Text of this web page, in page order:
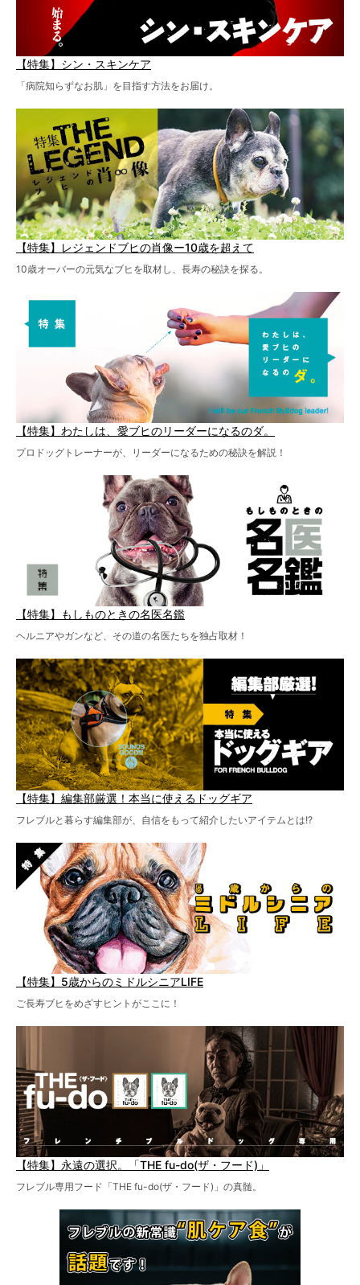
【特集】シン・スキンケア
「病院知らずなお肌」を目指す方法をお届け。
【特集】レジェンドブヒの肖像ー10歳を超えて
10歳オーバーの元気なブヒを取材し、長寿の秘訣を探る。
【特集】わたしは、愛ブヒのリーダーになるのダ。
プロドッグトレーナーが、リーダーになるための秘訣を解説！
【特集】もしものときの名医名鑑
ヘルニアやガンなど、その道の名医たちを独占取材！
【特集】編集部厳選！本当に使えるドッグギア
フレブルと暮らす編集部が、自信をもって紹介したいアイテムとは!?
【特集】5歳からのミドルシニアLIFE
ご長寿ブヒをめざすヒントがここに！
【特集】永遠の選択。「THE fu-do(ザ・フード)」
フレブル専用フード「THE fu-do(ザ・フード)」の真髄。